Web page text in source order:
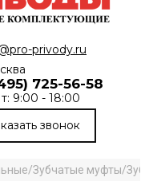
privody.ru
725-56-58
9:00 - 18:00
звонок
Зубчатые муфты/